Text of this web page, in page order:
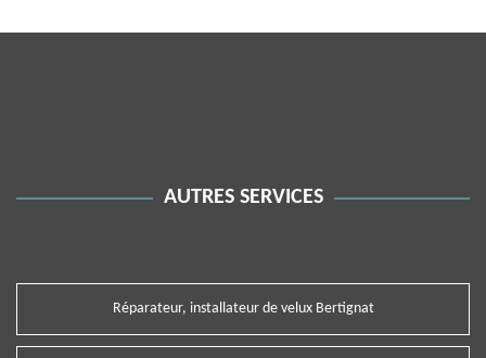
AUTRES SERVICES
Réparateur, installateur de velux Bertignat